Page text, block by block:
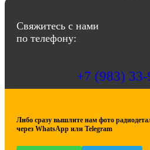
Свяжитесь с нами
по телефону:
+7 (983)
Либо сразу вышлите нам фото
через WhatsApp или Telegram